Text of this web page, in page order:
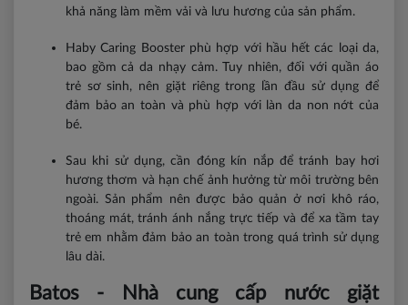
khả năng làm mềm vải và lưu hương của sản phẩm.
Haby Caring Booster phù hợp với hầu hết các loại da,
bao gồm cả da nhạy cảm. Tuy nhiên, đối với quần áo
trẻ sơ sinh, nên giặt riêng trong lần đầu sử dụng để
đảm bảo an toàn và phù hợp với làn da non nớt của
bé.
Sau khi sử dụng, cần đóng kín nắp để tránh bay hơi
hương thơm và hạn chế ảnh hưởng từ môi trường bên
ngoài. Sản phẩm nên được bảo quản ở nơi khô ráo,
thoáng mát, tránh ánh nắng trực tiếp và để xa tầm tay
trẻ em nhằm đảm bảo an toàn trong quá trình sử dụng
lâu dài.
Batos - Nhà cung cấp nước giặt